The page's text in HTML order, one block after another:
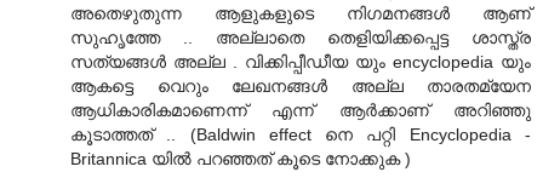
അതെഴുതുന്ന ആളുകളുടെ നിഗമനങ്ങള്‍ ആണ്
സുഹൃത്തേ .. അല്ലാതെ തെളിയിക്കപ്പെട്ട ശാസ്ത്ര
സത്യങ്ങള്‍ അല്ല . വിക്കിപ്പീഡീയ യും encyclopedia യും
ആകട്ടെ വെറും ലേഖനങ്ങള്‍ അല്ല താരതമ്യേന
ആധികാരികമാണെന്ന് എന്ന് ആര്‍ക്കാണ് അറിഞ്ഞു
കൂടാത്തത് .. (Baldwin effect നെ പറ്റി Encyclopedia -
Britannica യില്‍ പറഞ്ഞത് കൂടെ നോക്കുക )